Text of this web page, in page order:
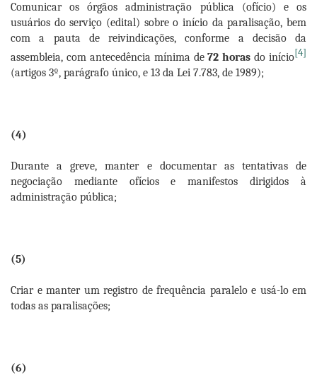
Comunicar os órgãos administração pública (ofício) e os
usuários do serviço (edital) sobre o início da paralisação, bem
com a pauta de reivindicações, conforme a decisão da
assembleia, com antecedência mínima de72 horasdo início[4]
(artigos 3º, parágrafo único, e 13 da Lei 7.783, de 1989);
(4)
Durante a greve, manter e documentar as tentativas de
negociação mediante ofícios e manifestos dirigidos à
administração pública;
(5)
Criar e manter um registro de frequência paralelo e usá-lo em
todas as paralisações;
(6)